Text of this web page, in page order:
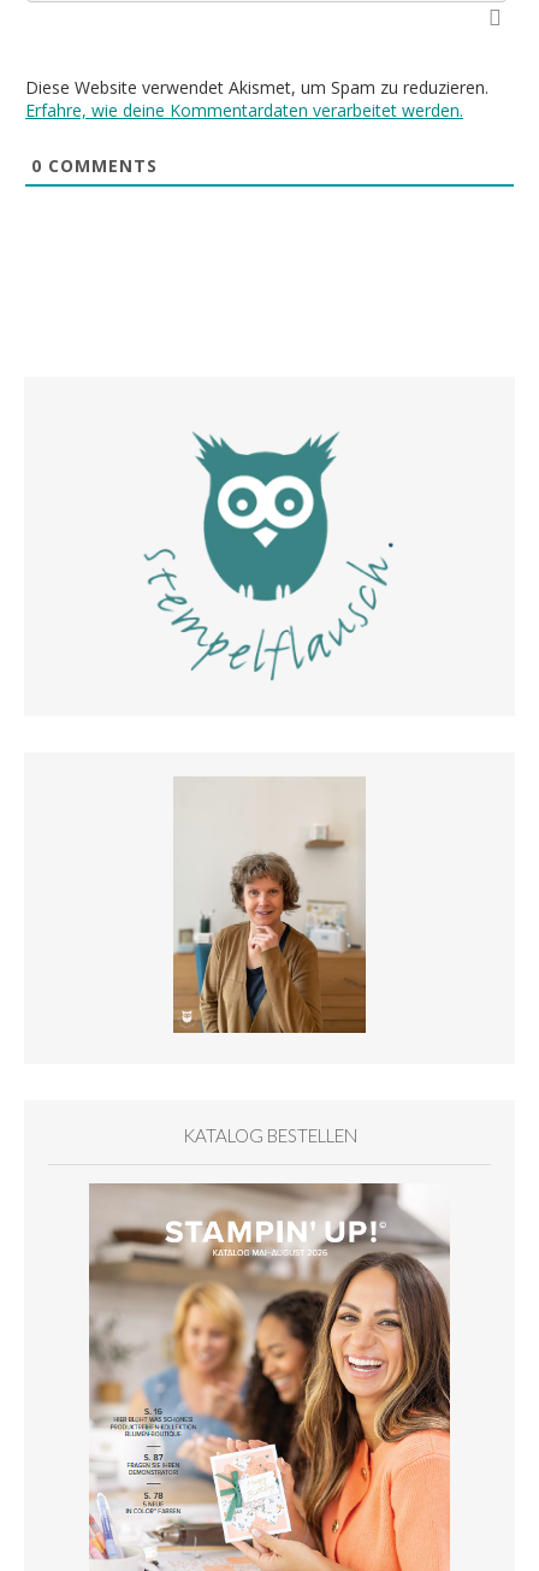
Diese Website verwendet Akismet, um Spam zu reduzieren.
Erfahre, wie deine Kommentardaten verarbeitet werden.
0 COMMENTS
KATALOG BESTELLEN